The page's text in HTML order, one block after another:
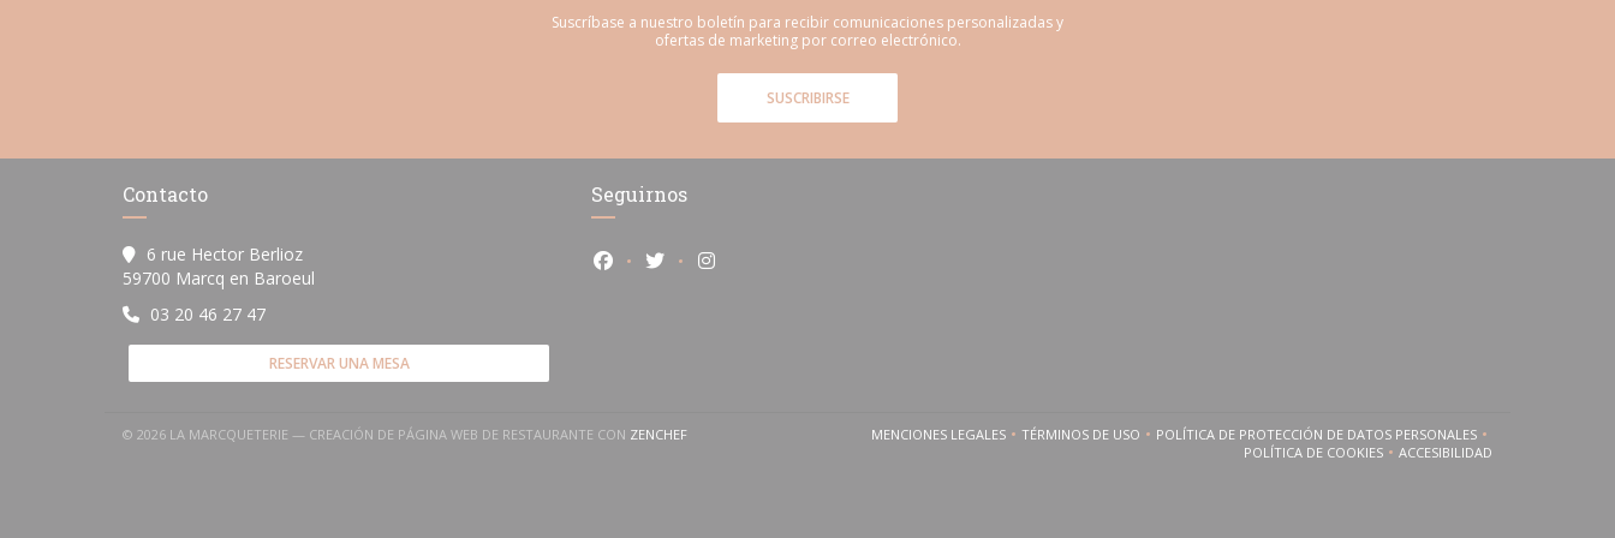
Suscríbase a nuestro boletín para recibir comunicaciones personalizadas y
ofertas de marketing por correo electrónico.
SUSCRIBIRSE
Contacto
6 rue Hector Berlioz
59700 Marcq en Baroeul
03 20 46 27 47
RESERVAR UNA MESA
Seguirnos
Facebook ((abre en una nueva ventana))
Twitter ((abre en una nueva ventana))
Instagram ((abre en una nueva ventana))
© 2026 LA MARCQUETERIE — CREACIÓN DE PÁGINA WEB DE RESTAURANTE CON ZENCHEF((ABRE EN UNA NUEVA VENTANA))MENCIONES LEGALES((ABRE EN UNA NUEVA VENTANA))
TÉRMINOS DE USO((ABRE EN UNA NUEVA VENTANA))
POLÍTICA DE PROTECCIÓN DE DATOS PERSONALES
((ABRE EN UNA NUEVA VENTANA))
POLÍTICA DE COOKIES((ABRE EN UNA NUEVA VENTANA))
ACCESIBILIDAD((ABRE EN UNA NUEVA